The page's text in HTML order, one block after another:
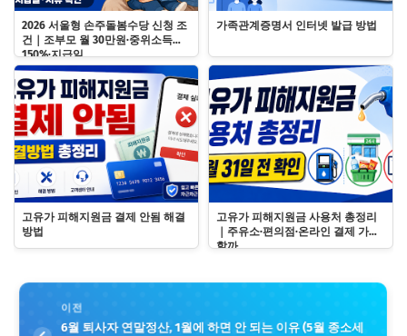
2026 서울형 손주돌봄수당 신청 조
건｜조부모 월 30만원·중위소득
150%·지급일
가족관계증명서 인터넷 발급 방법
고유가 피해지원금 결제 안됨 해결
방법
고유가 피해지원금 사용처 총정리
｜주유소·편의점·온라인 결제 가능
할까
이전
6월 퇴사자 연말정산, 1월에 하면 안 되는 이유 (5월 종소세